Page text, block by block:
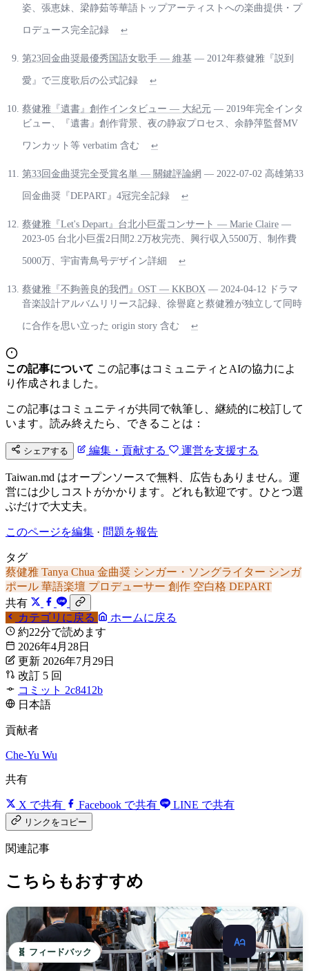
姿、張恵妹、梁静茹等華語トップアーティストへの楽曲提供・プ
ロデュース完全記録 ↩
第23回金曲奨最優秀国語女歌手 — 維基 — 2012年蔡健雅『説到
愛』で三度歌后の公式記録 ↩
蔡健雅『遺書』創作インタビュー — 大紀元 — 2019年完全インタ
ビュー、『遺書』創作背景、夜の静寂プロセス、余静萍監督MV
ワンカット等 verbatim 含む ↩
第33回金曲奨完全受賞名単 — 關鍵評論網 — 2022-07-02 高雄第33
回金曲奨『DEPART』4冠完全記録 ↩
蔡健雅『Let's Depart』台北小巨蛋コンサート — Marie Claire —
2023-05 台北小巨蛋2日間2.2万枚完売、興行収入5500万、制作費
5000万、宇宙青鳥号デザイン詳細 ↩
蔡健雅『不夠善良的我們』OST — KKBOX — 2024-04-12 ドラマ
音楽設計アルバムリリース記録、徐譽庭と蔡健雅が独立して同時
に合作を思い立った origin story 含む ↩
この記事について この記事はコミュニティとAIの協力によ
り作成されました。
この記事はコミュニティが共同で執筆し、継続的に校訂して
います。読み終えたら、できることは：
シェアする 編集・貢献する 運営を支援する
Taiwan.md はオープンソースで無料、広告もありません。運
営には少しコストがかかります。どれも歓迎です。ひとつ選
ぶだけで大丈夫。
このページを編集 · 問題を報告
タグ
蔡健雅 Tanya Chua 金曲奨 シンガー・ソングライター シンガ
ポール 華語楽壇 プロデューサー 創作 空白格 DEPART
共有
カテゴリに戻る
ホームに戻る
約22分で読めます
2026年4月28日
更新 2026年7月29日
改訂 5 回
コミット 2c8412b
日本語
貢献者
Che-Yu Wu
共有
X で共有 Facebook で共有 LINE で共有
リンクをコピー
関連記事
こちらもおすすめ
🧬 フィードバック